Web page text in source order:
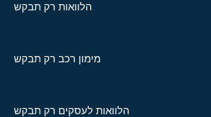
הלוואות רק תבקש
מימון רכב רק תבקש
הלוואות לעסקים רק תבקש